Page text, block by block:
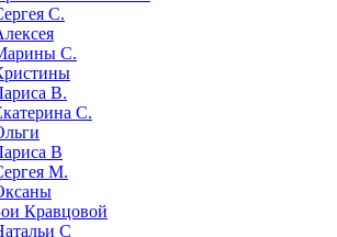
С.
С.
В.
С.
В
М.
Кравцовой
С